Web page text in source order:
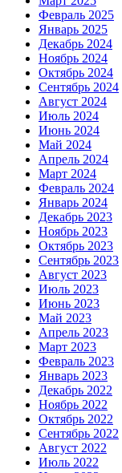
Февраль 2025
Январь 2025
Декабрь 2024
Ноябрь 2024
Октябрь 2024
Сентябрь 2024
Август 2024
Июль 2024
Июнь 2024
Май 2024
Апрель 2024
Март 2024
Февраль 2024
Январь 2024
Декабрь 2023
Ноябрь 2023
Октябрь 2023
Сентябрь 2023
Август 2023
Июль 2023
Июнь 2023
Май 2023
Апрель 2023
Март 2023
Февраль 2023
Январь 2023
Декабрь 2022
Ноябрь 2022
Октябрь 2022
Сентябрь 2022
Август 2022
Июль 2022